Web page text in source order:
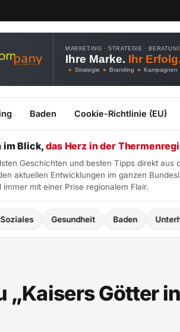
MARKETING · STRATEGIE ·
Ihre Marke. Ihr
● Strategie ● Branding ● Kampagnen
Baden Cookie-Richtlinie (EU)
im Blick,das Herz in der
Geschichten und besten Tipps direkt aus
aktuellen Entwicklungen im ganzen
immer mit einer Prise regionalem Flair.
Gesundheit Baden
„Kaisers Götter